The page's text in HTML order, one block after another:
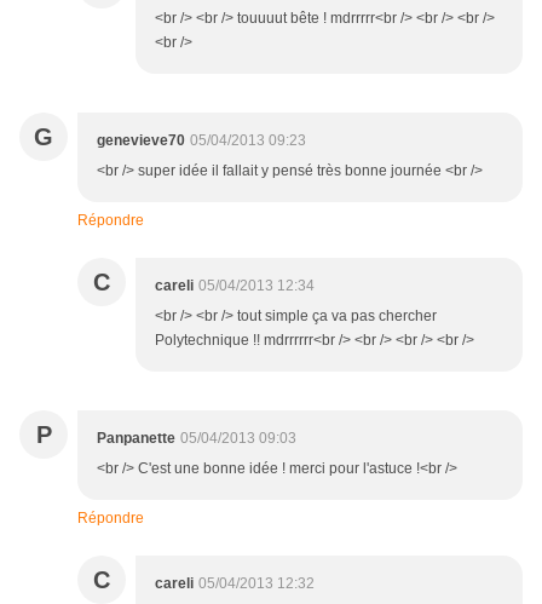
<br /> <br /> touuuut bête ! mdrrrrr<br /> <br /> <br />
<br />
G genevieve70 05/04/2013 09:23
<br /> super idée il fallait y pensé très bonne journée <br />
Répondre
C careli 05/04/2013 12:34
<br /> <br /> tout simple ça va pas chercher
Polytechnique !! mdrrrrrr<br /> <br /> <br /> <br />
P Panpanette 05/04/2013 09:03
<br /> C'est une bonne idée ! merci pour l'astuce !<br />
Répondre
C careli 05/04/2013 12:32